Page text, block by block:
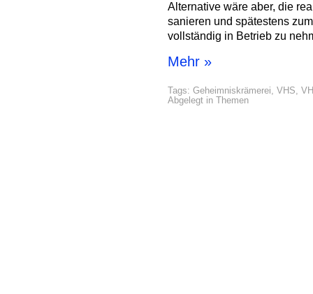
Alternative wäre aber, die
sanieren und spätestens
vollständig in Betrieb zu
Mehr »
Tags: Geheimniskrämerei, VHS,
Abgelegt in Themen